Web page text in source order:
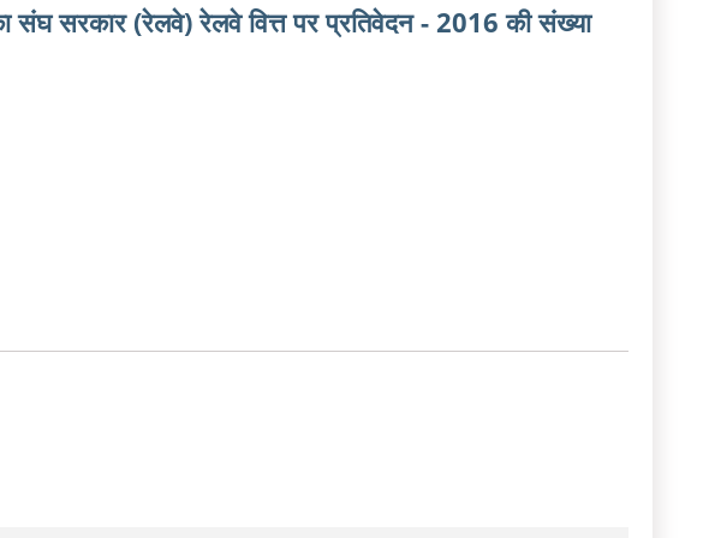
संघ सरकार (रेलवे) रेलवे वित्त पर प्रतिवेदन - 2016 की संख्या